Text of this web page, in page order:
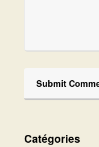
Catégories